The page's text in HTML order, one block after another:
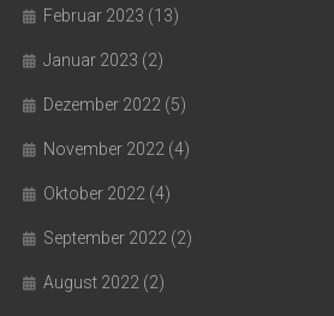
Februar 2023 (13)
Januar 2023 (2)
Dezember 2022 (5)
November 2022 (4)
Oktober 2022 (4)
September 2022 (2)
August 2022 (2)